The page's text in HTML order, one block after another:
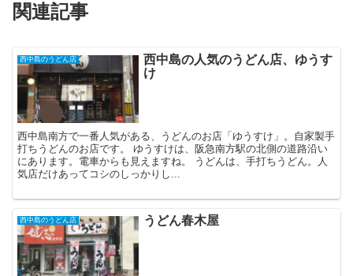
関連記事
西中島のうどん店
西中島の人気のうどん店、ゆうす
け
西中島南方で一番人気がある、うどんのお店「ゆうすけ」。自家製手
打ちうどんのお店です。 ゆうすけは、阪急南方駅の北側の道路沿い
にあります。電車からも見えますね。 うどんは、手打ちうどん。人
気店だけあってコシのしっかりし...
西中島のうどん店 うどん春木屋